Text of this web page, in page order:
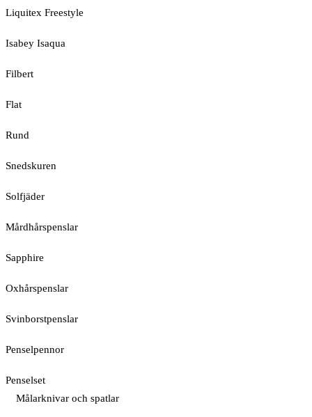
Liquitex Freestyle
Isabey Isaqua
Filbert
Flat
Rund
Snedskuren
Solfjäder
Mårdhårspenslar
Sapphire
Oxhårspenslar
Svinborstpenslar
Penselpennor
Penselset
Målarknivar och spatlar